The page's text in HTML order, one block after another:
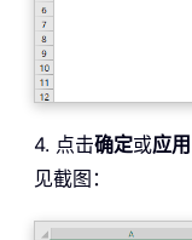
4. 点击确定或应用
见截图：